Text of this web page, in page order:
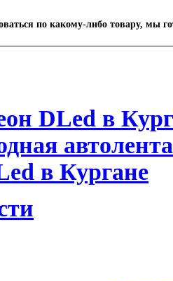
по какому-либо товару, мы
DLed в
в Кургане